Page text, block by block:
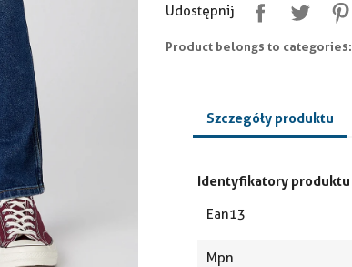
Udostępnij
Product belongs to categories:
Szczegóły produktu
Identyfikatory produktu
Ean13
Mpn